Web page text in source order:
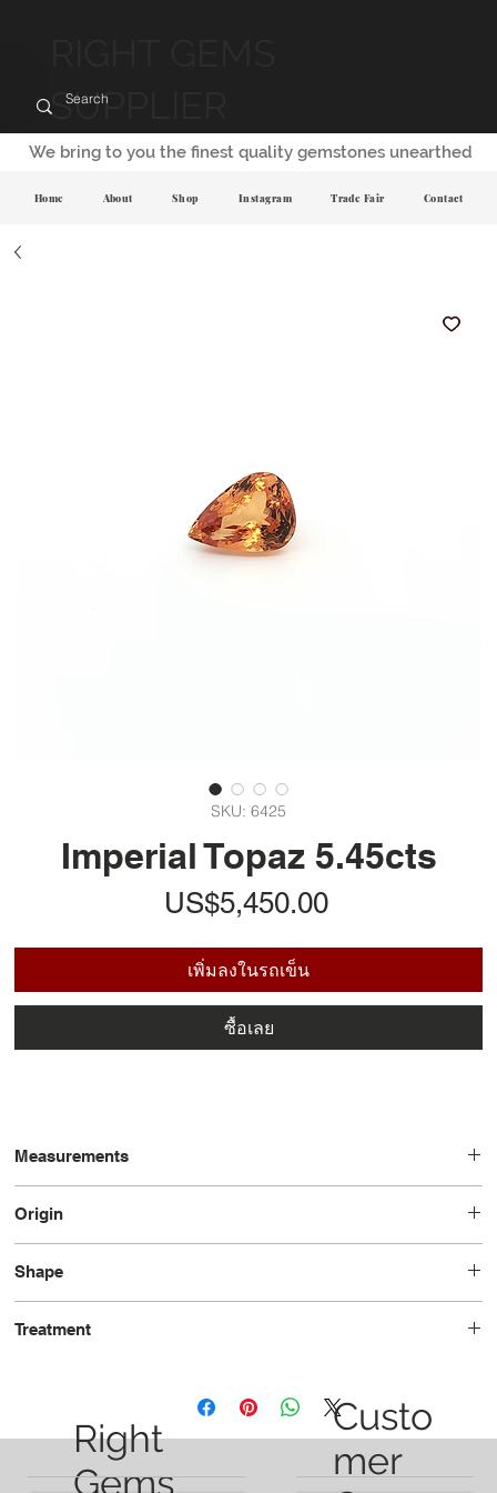
SUPPLIER
SKU: 6425
Imperial Topaz 5.45cts
US$5,450.00ราคา
เพิ่มลงในรถเข็น
ซื้อเลย
Measurements
Origin
Shape
Treatment
We bring to you the finest quality gemstones unearthed
Home About Shop Instagram Trade Fair Contact
Right
Gems
Custo
mer